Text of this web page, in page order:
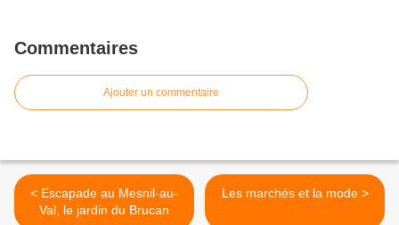
Commentaires
Ajouter un commentaire
< Escapade au Mesnil-au-
Val, le jardin du Brucan
Les marchés et la mode >